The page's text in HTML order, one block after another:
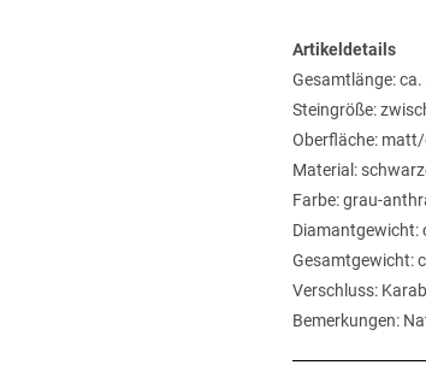
Artikeldetails
Gesamtlänge:
Steingröße:
Oberfläche:
Material:
Farbe: grau-
Diamantgewicht:
Gesamtgewicht:
Verschluss:
Bemerkungen: